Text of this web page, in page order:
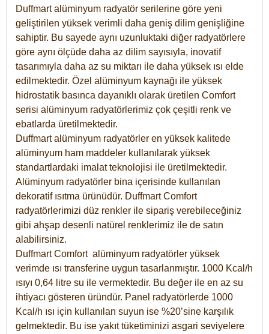
Duffmart alüminyum radyatör serilerine göre yeni
geliştirilen yüksek verimli daha geniş dilim genişliğine
sahiptir. Bu sayede aynı uzunluktaki diğer radyatörlere
göre aynı ölçüde daha az dilim sayısıyla, inovatif
tasarımıyla daha az su miktarı ile daha yüksek ısı elde
edilmektedir. Özel alüminyum kaynağı ile yüksek
hidrostatik basınca dayanıklı olarak üretilen Comfort
serisi alüminyum radyatörlerimiz çok çeşitli renk ve
ebatlarda üretilmektedir.
Duffmart alüminyum radyatörler en yüksek kalitede
alüminyum ham maddeler kullanılarak yüksek
standartlardaki imalat teknolojisi ile üretilmektedir.
Alüminyum radyatörler bina içerisinde kullanılan
dekoratif ısıtma ürünüdür. Duffmart Comfort
radyatörlerimizi düz renkler ile sipariş verebileceğiniz
gibi ahşap desenli natürel renklerimiz ile de satın
alabilirsiniz.
Duffmart Comfort alüminyum radyatörler yüksek
verimde ısı transferine uygun tasarlanmıştır. 1000 Kcal/h
ısıyı 0,64 litre su ile vermektedir. Bu değer ile en az su
ihtiyacı gösteren üründür. Panel radyatörlerde 1000
Kcal/h ısı için kullanılan suyun ise %20’sine karşılık
gelmektedir. Bu ise yakıt tüketiminizi asgari seviyelere